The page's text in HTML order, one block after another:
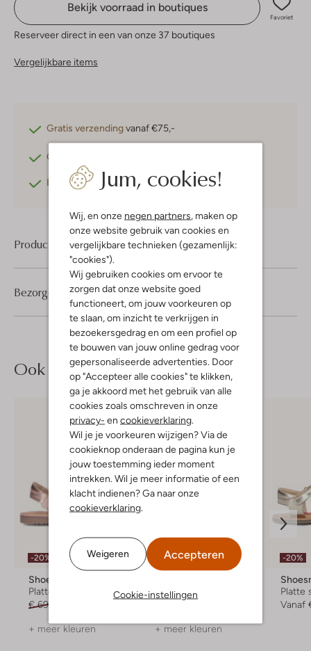
Jum, cookies!
Wij, en onze negen partners , maken op
onze website gebruik van cookies en
vergelijkbare technieken (gezamenlijk:
"cookies").
Wij gebruiken cookies om ervoor te
zorgen dat onze website goed
functioneert, om jouw voorkeuren op
te slaan, om inzicht te verkrijgen in
bezoekersgedrag en om een profiel op
te bouwen van jouw online gedrag voor
gepersonaliseerde advertenties. Door
op "Accepteer alle cookies" te klikken,
ga je akkoord met het gebruik van alle
cookies zoals omschreven in onze
privacy- en cookieverklaring
Wil je je voorkeuren wijzigen? Via de
cookieknop onderaan de pagina kun je
jouw toestemming ieder moment
intrekken. Wil je meer informatie of een
klacht indienen? Ga naar onze
cookieverklaring
Weigeren Accepteren
Cookie-instellingen
Bekijk voorraad in boutiques
Favoriet
Reserveer direct in een van onze 37 boutiques
Vergelijkbare items
Gratis verzendingvanaf €75,-
Gratis retourneren
Betaal achterafmet Klarna
Product informatie
Bezorgen & retourneren
Ook iets voor jou?
-20%
Shoesme
Platte sandalen
€ 69,99
+ meer kleuren
-40%
Platte sandalen
+ meer kleuren
-20%
Platte
Vanaf